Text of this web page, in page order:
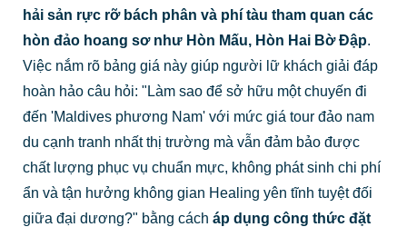
hải sản rực rỡ bách phân và phí tàu tham quan các
hòn đảo hoang sơ như Hòn Mấu, Hòn Hai Bờ Đập.
Việc nắm rõ bảng giá này giúp người lữ khách giải đáp
hoàn hảo câu hỏi: "Làm sao để sở hữu một chuyến đi
đến 'Maldives phương Nam' với mức giá tour đảo nam
du cạnh tranh nhất thị trường mà vẫn đảm bảo được
chất lượng phục vụ chuẩn mực, không phát sinh chi phí
ẩn và tận hưởng không gian Healing yên tĩnh tuyệt đối
giữa đại dương?" bằng cách áp dụng công thức đặt